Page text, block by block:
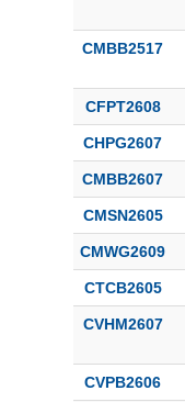
CMBB2517
CFPT2608
CHPG2607
CMBB2607
CMSN2605
CMWG2609
CTCB2605
CVHM2607
CVPB2606